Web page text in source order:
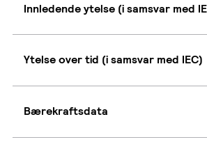
Innledende ytelse (i samsvar med
Ytelse over tid (i samsvar med IEC)
Bærekraftsdata